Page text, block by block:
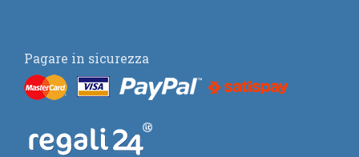
Pagare in sicurezza